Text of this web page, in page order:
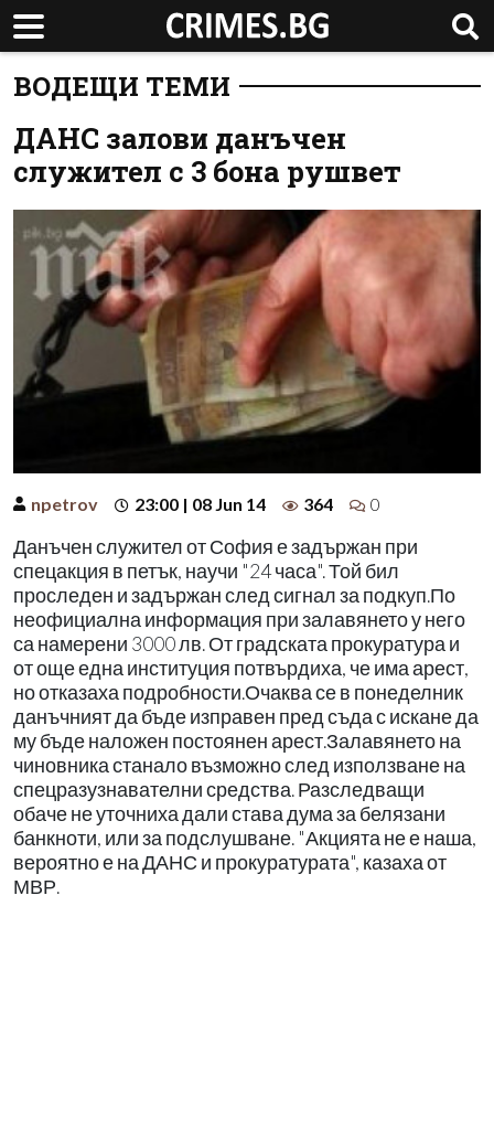
ВОДЕЩИ ТЕМИ
ДАНС залови данъчен
служител с 3 бона рушвет
npetrov 23:00 | 08 Jun 14 364 0
Данъчен служител от София е задържан при
спецакция в петък, научи "24 часа". Той бил
проследен и задържан след сигнал за подкуп.По
неофициална информация при залавянето у него
са намерени 3000 лв. От градската прокуратура и
от още една институция потвърдиха, че има арест,
но отказаха подробности.Очаква се в понеделник
данъчният да бъде изправен пред съда с искане да
му бъде наложен постоянен арест.Залавянето на
чиновника станало възможно след използване на
спецразузнавателни средства. Разследващи
обаче не уточниха дали става дума за белязани
банкноти, или за подслушване. "Акцията не е наша,
вероятно е на ДАНС и прокуратурата", казаха от
МВР.